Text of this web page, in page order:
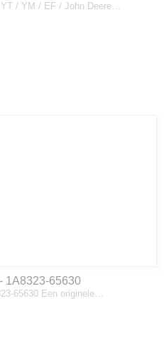
/ YM / EF / John Deere…
1A8323-65630
65630 Een originele…